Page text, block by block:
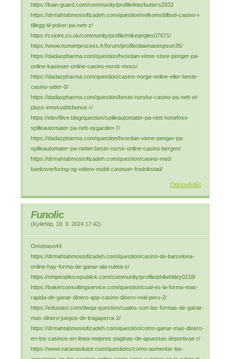
https://loan-guard.com/community/profile/inezbutters2932
https://drmahtabmostofizadeh.com/question/velkomsttilbud-casino-i-
tillegg-til-poker-pa-nett-z/
https://cvjoint.co.uk/community/profile/mikeangles07671/
https://www.numenprocess.fr/forum/profile/dawnasimpson35/
https://dadazpharma.com/question/hvordan-vinne-store-penger-pa-
online-kasinoer-online-casino-norsk-moss/
https://dadazpharma.com/question/casino-norge-online-eller-beste-
casino-sider-0/
https://dadazpharma.com/question/beste-norske-casino-pa-nett-et-
pluss-innskuddsbonus-r/
https://elev8live.blog/question/spilleautomater-pa-nett-honefoss-
spilleautomater-pa-nett-oygarden-7/
https://dadazpharma.com/question/hvordan-vinne-penger-pa-
spilleautomater-pa-nettet-beste-norsk-online-casino-bergen/
https://drmahtabmostofizadeh.com/question/casino-med-
bankoverforing-og-videre-mobil-casinoer-fredrikstad/
Odpovědět
Funolic
(KylieNip 19. 9. 2024 17:42)
Omohaso44
https://drmahtabmostofizadeh.com/question/casino-de-barcelona-
online-hay-forma-de-ganar-ala-ruleta-s/
https://nmpeoplesrepublick.com/community/profile/philwhitley0218/
https://bakerconsultingservice.com/question/cual-es-la-forma-mas-
rapida-de-ganar-dinero-app-casino-dinero-real-peru-2/
https://edusiast.com/dwqa-question/cuales-son-las-formas-de-ganar-
mas-dinero-juegos-de-tragaperra-2/
https://drmahtabmostofizadeh.com/question/como-ganar-mas-dinero-
en-los-casinos-en-linea-mejores-paginas-de-apuestas-deportivas-r/
https://www.varanasitutor.com/questions/como-aumentar-las-